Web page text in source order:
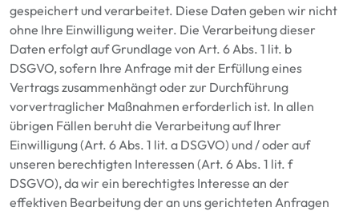
gespeichert und verarbeitet. Diese Daten geben wir nicht
ohne Ihre Einwilligung weiter. Die Verarbeitung dieser
Daten erfolgt auf Grundlage von Art. 6 Abs. 1 lit. b
DSGVO, sofern Ihre Anfrage mit der Erfüllung eines
Vertrags zusammenhängt oder zur Durchführung
vorvertraglicher Maßnahmen erforderlich ist. In allen
übrigen Fällen beruht die Verarbeitung auf Ihrer
Einwilligung (Art. 6 Abs. 1 lit. a DSGVO) und / oder auf
unseren berechtigten Interessen (Art. 6 Abs. 1 lit. f
DSGVO), da wir ein berechtigtes Interesse an der
effektiven Bearbeitung der an uns gerichteten Anfragen